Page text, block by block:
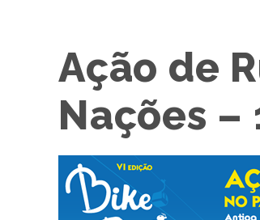
Ação de
Nações